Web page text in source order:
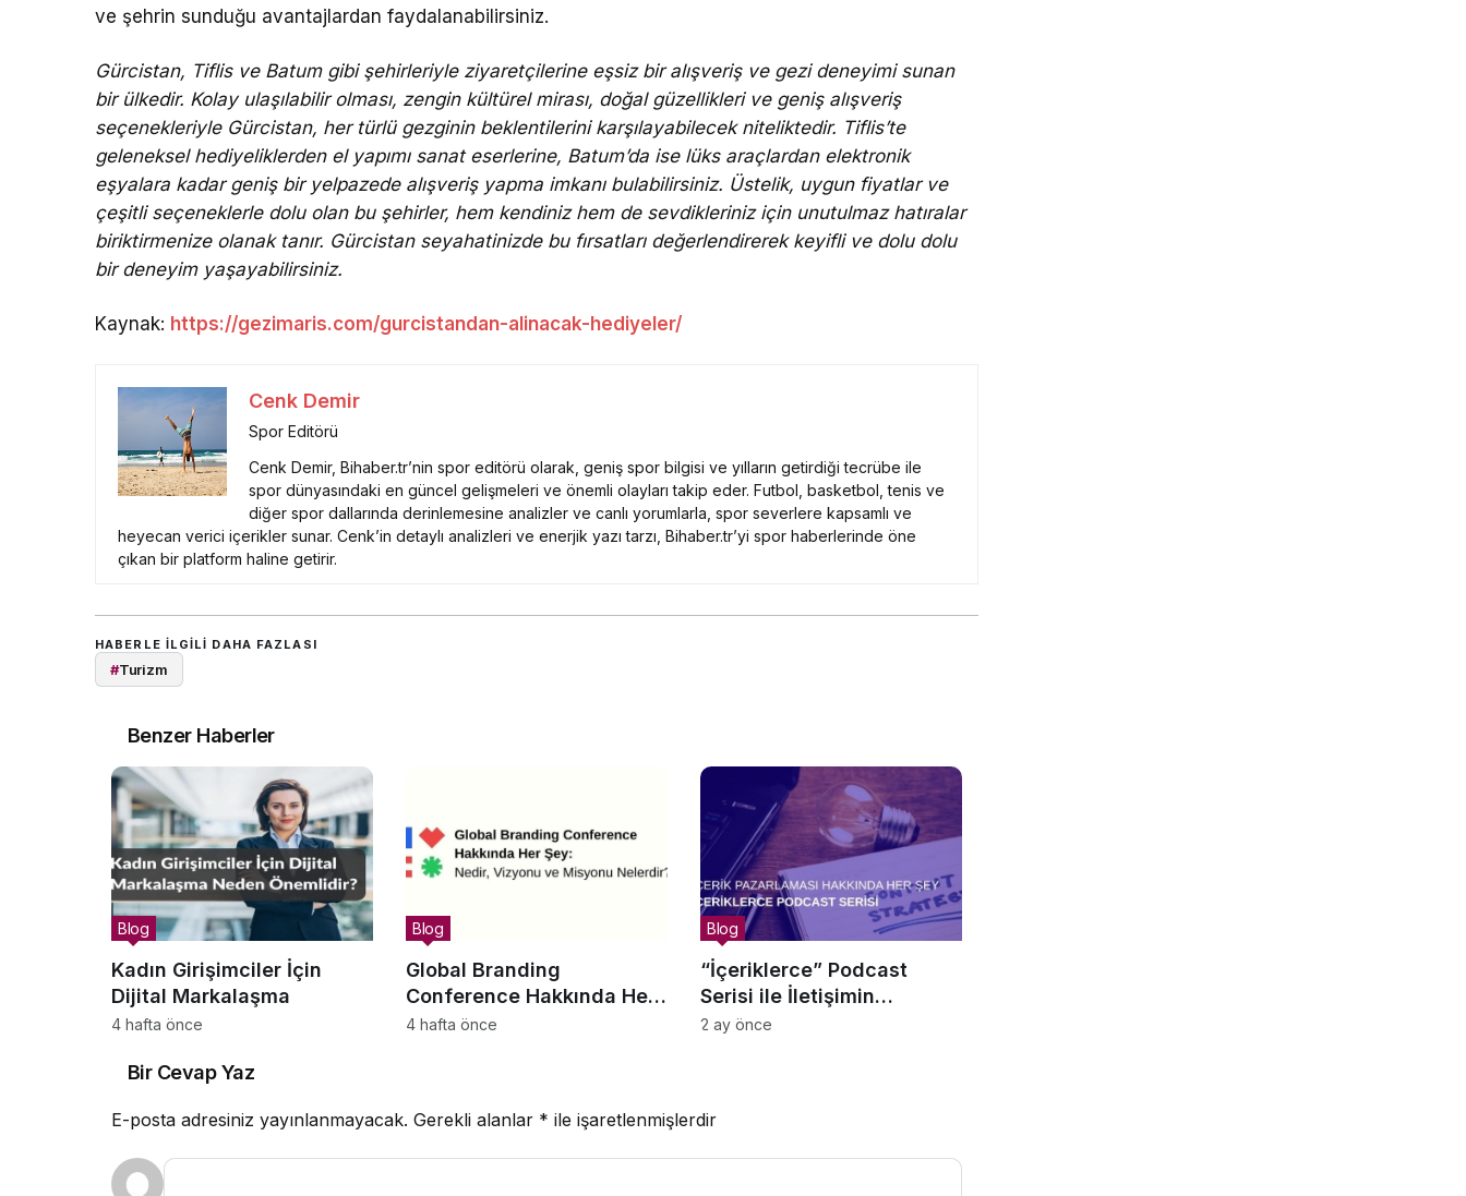
ve şehrin sunduğu avantajlardan faydalanabilirsiniz.
Gürcistan, Tiflis ve Batum gibi şehirleriyle ziyaretçilerine eşsiz bir alışveriş ve gezi deneyimi sunan
bir ülkedir. Kolay ulaşılabilir olması, zengin kültürel mirası, doğal güzellikleri ve geniş alışveriş
seçenekleriyle Gürcistan, her türlü gezginin beklentilerini karşılayabilecek niteliktedir. Tiflis’te
geleneksel hediyeliklerden el yapımı sanat eserlerine, Batum’da ise lüks araçlardan elektronik
eşyalara kadar geniş bir yelpazede alışveriş yapma imkanı bulabilirsiniz. Üstelik, uygun fiyatlar ve
çeşitli seçeneklerle dolu olan bu şehirler, hem kendiniz hem de sevdikleriniz için unutulmaz hatıralar
biriktirmenize olanak tanır. Gürcistan seyahatinizde bu fırsatları değerlendirerek keyifli ve dolu dolu
bir deneyim yaşayabilirsiniz.
Kaynak: https://gezimaris.com/gurcistandan-alinacak-hediyeler/
Cenk Demir
Spor Editörü
Cenk Demir, Bihaber.tr’nin spor editörü olarak, geniş spor bilgisi ve yılların getirdiği tecrübe ile
spor dünyasındaki en güncel gelişmeleri ve önemli olayları takip eder. Futbol, basketbol, tenis ve
diğer spor dallarında derinlemesine analizler ve canlı yorumlarla, spor severlere kapsamlı ve
heyecan verici içerikler sunar. Cenk’in detaylı analizleri ve enerjik yazı tarzı, Bihaber.tr’yi spor haberlerinde öne
çıkan bir platform haline getirir.
HABERLE ILGILI DAHA FAZLASI
#Turizm
Benzer Haberler
Kadın Girişimciler İçin
Dijital Markalaşma
Blog
4 hafta önce
Global Branding
Conference Hakkında Her
Şey: Nedir, Vizyonu ve
Blog
4 hafta önce
“İçeriklerce” Podcast
Serisi ile İletişimin
Derinliklerine Yolculuk
Blog
2 ay önce
Bir Cevap Yaz
E-posta adresiniz yayınlanmayacak. Gerekli alanlar * ile işaretlenmişlerdir